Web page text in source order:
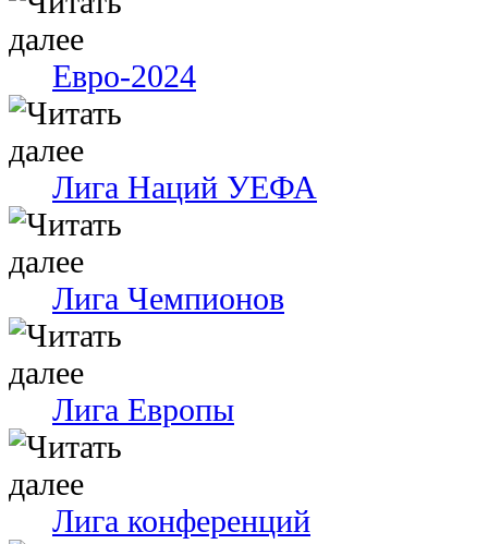
Евро-2024
Лига Наций УЕФА
Лига Чемпионов
Лига Европы
Лига конференций